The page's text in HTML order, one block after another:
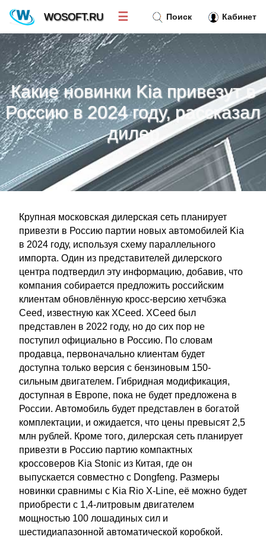
Какие новинки Kia привезут в
Россию в 2024 году, рассказал
дилер
Крупная московская дилерская сеть планирует
привезти в Россию партии новых автомобилей Kia
в 2024 году, используя схему параллельного
импорта. Один из представителей дилерского
центра подтвердил эту информацию, добавив, что
компания собирается предложить российским
клиентам обновлённую кросс-версию хетчбэка
Ceed, известную как XCeed. XCeed был
представлен в 2022 году, но до сих пор не
поступил официально в Россию. По словам
продавца, первоначально клиентам будет
доступна только версия с бензиновым 150-
сильным двигателем. Гибридная модификация,
доступная в Европе, пока не будет предложена в
России. Автомобиль будет представлен в богатой
комплектации, и ожидается, что цены превысят 2,5
млн рублей. Кроме того, дилерская сеть планирует
привезти в Россию партию компактных
кроссоверов Kia Stonic из Китая, где он
выпускается совместно с Dongfeng. Размеры
новинки сравнимы с Kia Rio X-Line, её можно будет
приобрести с 1,4-литровым двигателем
мощностью 100 лошадиных сил и
шестидиапазонной автоматической коробкой.
Поиск Кабинет
WOSOFT.RU ☰
Новости»
Тренд новостей»
Рубрики »
Правила